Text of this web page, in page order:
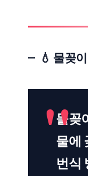
💧 물꽂
물꽂
물에
번식